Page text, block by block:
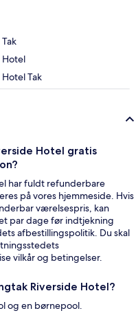
Hotel
Tak
Hotel gratis
har fuldt refunderbare
på vores hjemmeside. Hvis
værelsespris, kan
par dage før indtjekning
afbestillingspolitik. Du skal
vilkår og betingelser.
Riverside Hotel?
og en børnepool.